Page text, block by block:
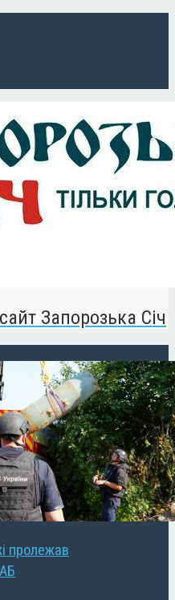
Запорозька Січ
пролежав